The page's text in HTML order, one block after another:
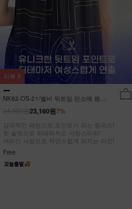
NK62-OS-21/벨비 뒤트임 민소매 원피
7%
23,160원
감각적인 패턴으로 포인트가 되는 원피스!
뒷 슬릿으로 뒤태마저도 사랑스러워!
넥라인 셔링으로 자연스럽게 퍼지는 라인!
Free
리뷰 0